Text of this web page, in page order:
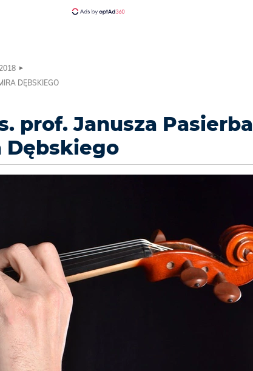
2018
DĘBSKIEGO
prof. Janusza Pasierba
Dębskiego